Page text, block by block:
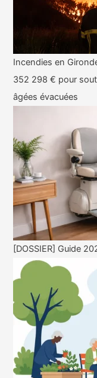
Incendies en
352 298 € pour
âgées évacuées
[DOSSIER] Guide